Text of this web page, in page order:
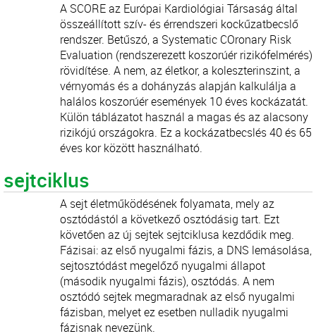
A SCORE az Európai Kardiológiai Társaság által
összeállított szív- és érrendszeri kockűzatbecslő
rendszer. Betűszó, a Systematic COronary Risk
Evaluation (rendszerezett koszorúér rizikófelmérés)
rövidítése. A nem, az életkor, a koleszterinszint, a
vérnyomás és a dohányzás alapján kalkulálja a
halálos koszorúér események 10 éves kockázatát.
Külön táblázatot használ a magas és az alacsony
rizikójú országokra. Ez a kockázatbecslés 40 és 65
éves kor között használható.
sejtciklus
A sejt életműködésének folyamata, mely az
osztódástól a következő osztódásig tart. Ezt
követően az új sejtek sejtciklusa kezdődik meg.
Fázisai: az első nyugalmi fázis, a DNS lemásolása,
sejtosztódást megelőző nyugalmi állapot
(második nyugalmi fázis), osztódás. A nem
osztódó sejtek megmaradnak az első nyugalmi
fázisban, melyet ez esetben nulladik nyugalmi
fázisnak nevezünk.